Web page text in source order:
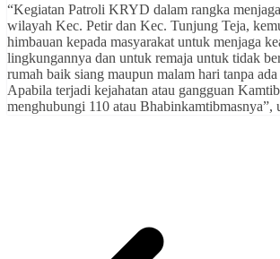
“Kegiatan Patroli KRYD dalam rangka
wilayah Kec. Petir dan Kec. Tunjung Teja,
himbauan kepada masyarakat untuk menjaga
lingkungannya dan untuk remaja untuk tidak
rumah baik siang maupun malam hari tanpa
Apabila terjadi kejahatan atau gangguan
menghubungi 110 atau Bhabinkamtibmasnya”,